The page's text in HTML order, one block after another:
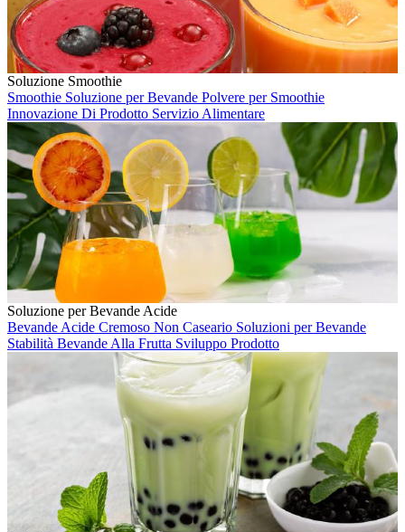
Soluzione Smoothie
Smoothie Soluzione per Bevande Polvere per Smoothie
Innovazione Di Prodotto Servizio Alimentare
Soluzione per Bevande Acide
Bevande Acide Cremoso Non Caseario Soluzioni per Bevande
Stabilità Bevande Alla Frutta Sviluppo Prodotto